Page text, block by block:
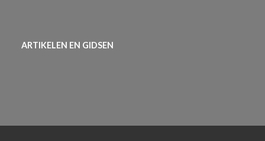
ARTIKELEN EN GIDSEN